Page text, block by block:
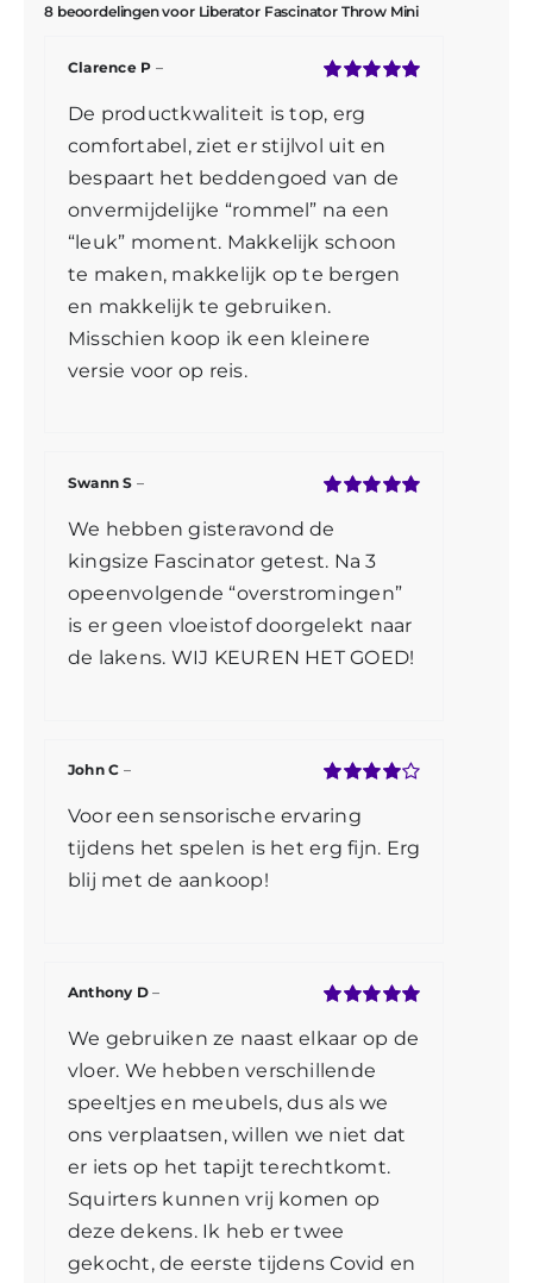
8 beoordelingen voor Liberator Fascinator Throw Mini
5uit 5
Clarence P –
De productkwaliteit is top, erg
comfortabel, ziet er stijlvol uit en
bespaart het beddengoed van de
onvermijdelijke “rommel” na een
“leuk” moment. Makkelijk schoon
te maken, makkelijk op te bergen
en makkelijk te gebruiken.
Misschien koop ik een kleinere
versie voor op reis.
5
Swann S –
We hebben gisteravond de
kingsize Fascinator getest. Na 3
opeenvolgende “overstromingen”
is er geen vloeistof doorgelekt naar
de lakens. WIJ KEUREN HET GOED!
4uit 5
John C –
Voor een sensorische ervaring
tijdens het spelen is het erg fijn. Erg
blij met de aankoop!
5uit 5
Anthony D–
We gebruiken ze naast elkaar op de
vloer. We hebben verschillende
speeltjes en meubels, dus als we
ons verplaatsen, willen we niet dat
er iets op het tapijt terechtkomt.
Squirters kunnen vrij komen op
deze dekens. Ik heb er twee
gekocht, de eerste tijdens Covid en